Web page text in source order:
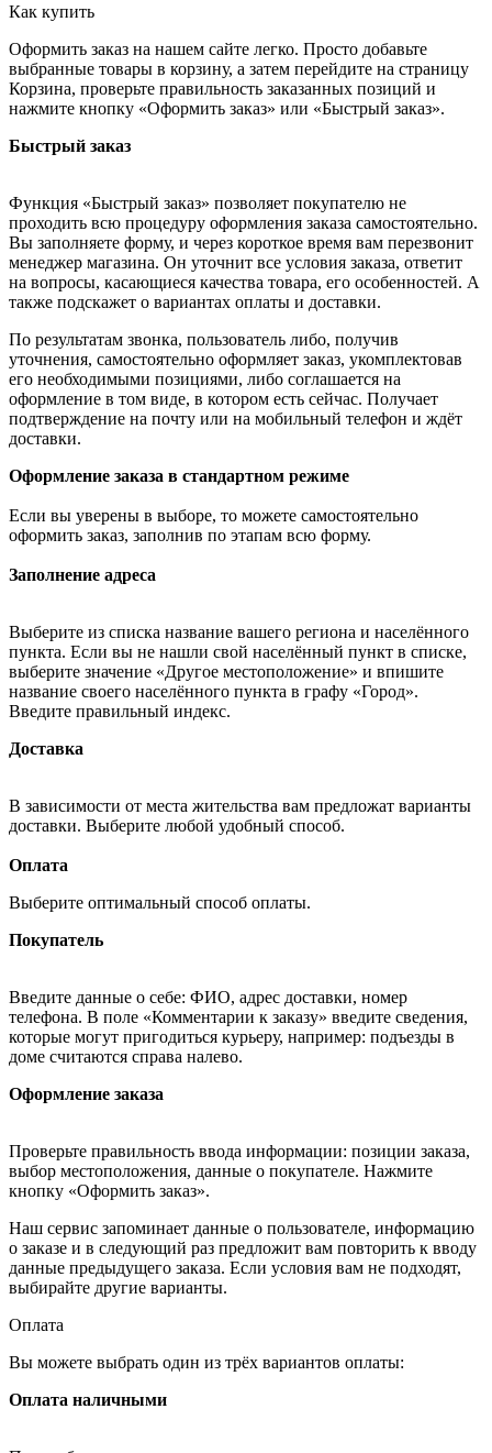
Как купить
Оформить заказ на нашем сайте легко. Просто добавьте
выбранные товары в корзину, а затем перейдите на страницу
Корзина, проверьте правильность заказанных позиций и
нажмите кнопку «Оформить заказ» или «Быстрый заказ».
Быстрый заказ
Функция «Быстрый заказ» позволяет покупателю не
проходить всю процедуру оформления заказа самостоятельно.
Вы заполняете форму, и через короткое время вам перезвонит
менеджер магазина. Он уточнит все условия заказа, ответит
на вопросы, касающиеся качества товара, его особенностей. А
также подскажет о вариантах оплаты и доставки.
По результатам звонка, пользователь либо, получив
уточнения, самостоятельно оформляет заказ, укомплектовав
его необходимыми позициями, либо соглашается на
оформление в том виде, в котором есть сейчас. Получает
подтверждение на почту или на мобильный телефон и ждёт
доставки.
Оформление заказа в стандартном режиме
Если вы уверены в выборе, то можете самостоятельно
оформить заказ, заполнив по этапам всю форму.
Заполнение адреса
Выберите из списка название вашего региона и населённого
пункта. Если вы не нашли свой населённый пункт в списке,
выберите значение «Другое местоположение» и впишите
название своего населённого пункта в графу «Город».
Введите правильный индекс.
Доставка
В зависимости от места жительства вам предложат варианты
доставки. Выберите любой удобный способ.
Оплата
Выберите оптимальный способ оплаты.
Покупатель
Введите данные о себе: ФИО, адрес доставки, номер
телефона. В поле «Комментарии к заказу» введите сведения,
которые могут пригодиться курьеру, например: подъезды в
доме считаются справа налево.
Оформление заказа
Проверьте правильность ввода информации: позиции заказа,
выбор местоположения, данные о покупателе. Нажмите
кнопку «Оформить заказ».
Наш сервис запоминает данные о пользователе, информацию
о заказе и в следующий раз предложит вам повторить к вводу
данные предыдущего заказа. Если условия вам не подходят,
выбирайте другие варианты.
Оплата
Вы можете выбрать один из трёх вариантов оплаты:
Оплата наличными